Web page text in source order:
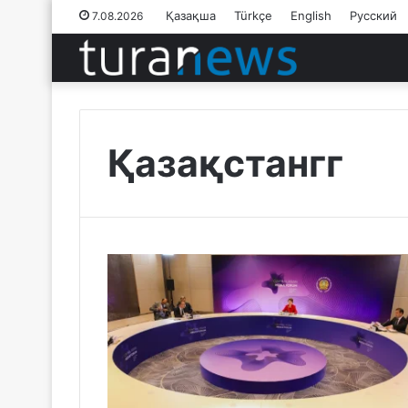
7.08.2026 Қазақша Türkçe English Русский
Қазақстангг